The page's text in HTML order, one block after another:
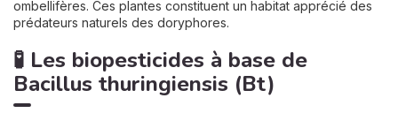
ombellifères. Ces plantes constituent un habitat apprécié des
prédateurs naturels des doryphores.
🧪 Les biopesticides à base de
Bacillus thuringiensis (Bt)